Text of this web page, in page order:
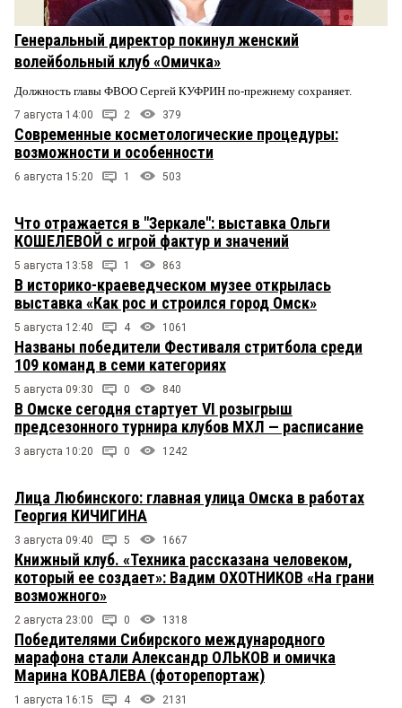
Генеральный директор покинул женский
волейбольный клуб «Омичка»
Должность главы ФВОО Сергей КУФРИН по-прежнему сохраняет.
7 августа 14:00 2 379
Современные косметологические процедуры:
возможности и особенности
6 августа 15:20 1 503
Что отражается в "Зеркале": выставка Ольги
КОШЕЛЕВОЙ с игрой фактур и значений
5 августа 13:58 1 863
В историко-краеведческом музее открылась
выставка «Как рос и строился город Омск»
5 августа 12:40 4 1061
Названы победители Фестиваля стритбола среди
109 команд в семи категориях
5 августа 09:30 0 840
В Омске сегодня стартует VI розыгрыш
предсезонного турнира клубов МХЛ — расписание
3 августа 10:20 0 1242
Лица Любинского: главная улица Омска в работах
Георгия КИЧИГИНА
3 августа 09:40 5 1667
Книжный клуб. «Техника рассказана человеком,
который ее создает»: Вадим ОХОТНИКОВ «На грани
возможного»
2 августа 23:00 0 1318
Победителями Сибирского международного
марафона стали Александр ОЛЬКОВ и омичка
Марина КОВАЛЕВА (фоторепортаж)
1 августа 16:15 4 2131